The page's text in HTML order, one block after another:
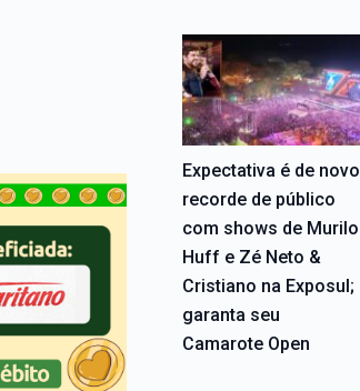
Expectativa é de novo
recorde de público
com shows de Murilo
Huff e Zé Neto &
Cristiano na Exposul;
garanta seu
Camarote Open